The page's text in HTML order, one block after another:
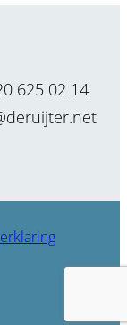
625 02 14